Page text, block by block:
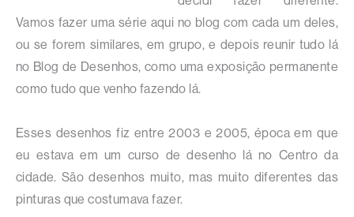
Vamos fazer uma série aqui no blog com cada um deles,
ou se forem similares, em grupo, e depois reunir tudo lá
no Blog de Desenhos, como uma exposição permanente
como tudo que venho fazendo lá.
Esses desenhos fiz entre 2003 e 2005, época em que
eu estava em um curso de desenho lá no Centro da
cidade. São desenhos muito, mas muito diferentes das
pinturas que costumava fazer.